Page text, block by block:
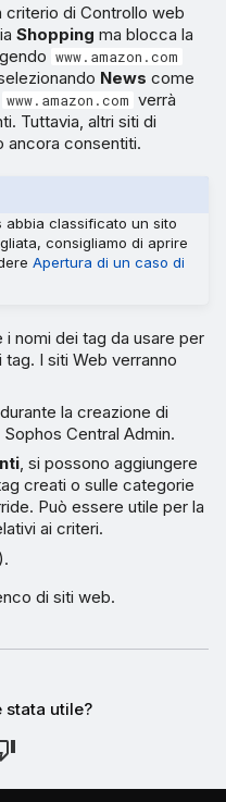
criterio di Controllo web
Shopping ma blocca la
www.amazon.com
News come
www.amazon.com verrà
Tuttavia, altri siti di
ancora consentiti.
abbia classificato un sito
consigliamo di aprire
Apertura di un caso di
i nomi dei tag da usare per
I siti Web verranno
la creazione di
Central Admin.
, si possono aggiungere
creati o sulle categorie
Può essere utile per la
ai criteri.
di siti web.
stata utile?